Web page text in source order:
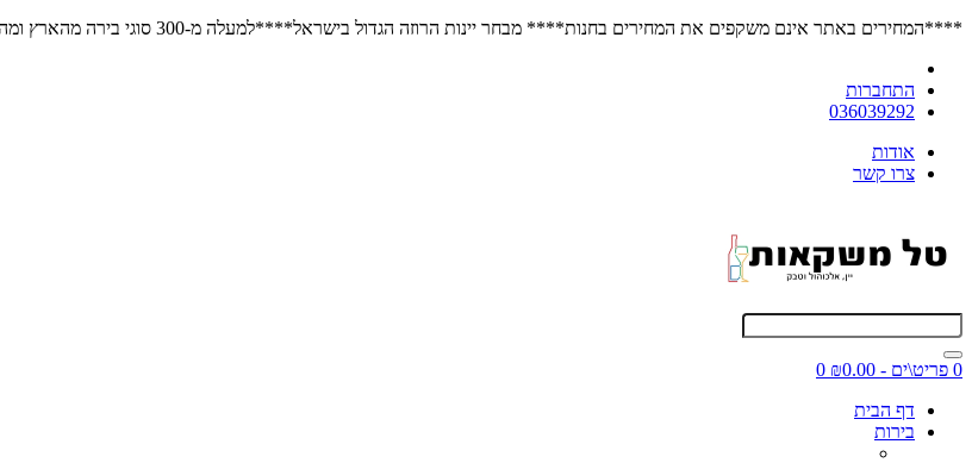
****המחירים באתר אינם משקפים את המחירים בחנות**** מבחר יינות הרוזה הגדול בישראל****למעלה מ-300 סוגי בירה מהארץ ומהעולם****
התחברות
036039292
אודות
צרו קשר
0 פריט\ים - ₪0.00
0
דף הבית
בירות